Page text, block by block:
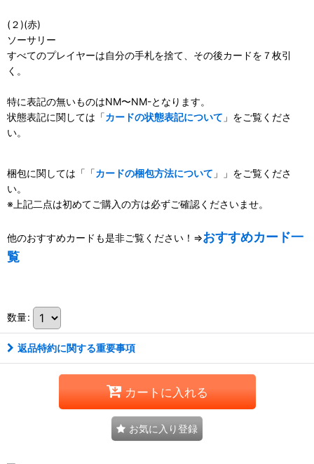
(２)(赤)
ソーサリー
すべてのプレイヤーは自分の手札を捨て、その後カードを７枚引
く。
特に表記の無いものはNM〜NM-となります。
状態表記に関しては「カードの状態表記について 」をご覧くださ
い。
梱包に関しては「「カードの梱包方法について 」」をご覧くださ
い。
※上記二点は初めてご購入の方は必ずご確認くださいませ。
他のおすすめカードも是非ご覧ください！⇒おすすめカード一
覧
数量:
返品特約に関する重要事項
カートに入れる
お気に入り登録